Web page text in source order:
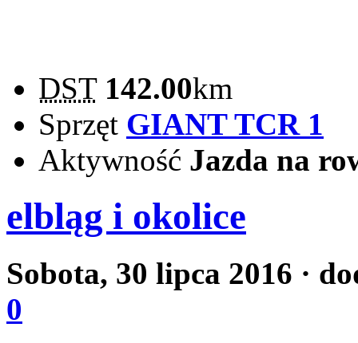
DST 142.00km
Sprzęt GIANT TCR 1
Aktywność Jazda na
elbląg i okolice
Sobota, 30 lipca 2016 ·
0